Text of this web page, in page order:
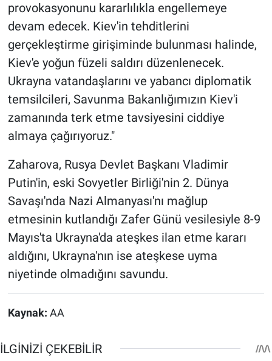
provokasyonunu kararlılıkla engellemeye
devam edecek. Kiev'in tehditlerini
gerçekleştirme girişiminde bulunması halinde,
Kiev'e yoğun füzeli saldırı düzenlenecek.
Ukrayna vatandaşlarını ve yabancı diplomatik
temsilcileri, Savunma Bakanlığımızın Kiev'i
zamanında terk etme tavsiyesini ciddiye
almaya çağırıyoruz."
Zaharova, Rusya Devlet Başkanı Vladimir
Putin'in, eski Sovyetler Birliği'nin 2. Dünya
Savaşı'nda Nazi Almanyası'nı mağlup
etmesinin kutlandığı Zafer Günü vesilesiyle 8-9
Mayıs'ta Ukrayna'da ateşkes ilan etme kararı
aldığını, Ukrayna'nın ise ateşkese uyma
niyetinde olmadığını savundu.
Kaynak: AA